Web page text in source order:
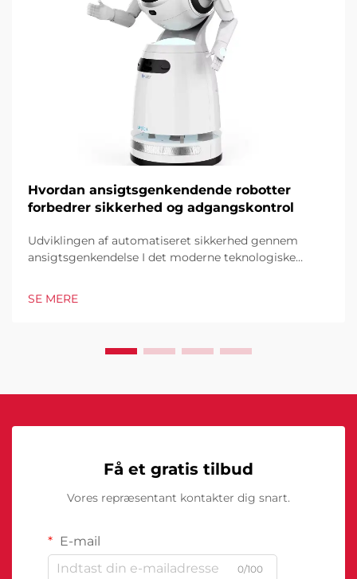
Hvordan ansigtsgenkendende robotter
forbedrer sikkerhed og adgangskontrol
Udviklingen af automatiseret sikkerhed gennem
ansigtsgenkendelse I det moderne teknologiske
sikkerhedsinfrastruktur. Disse sofistikerede systemer
SE MERE
Få et gratis tilbud
Vores repræsentant kontakter dig snart.
E-mail
0/100